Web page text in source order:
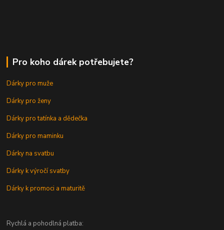
Pro koho dárek potřebujete?
Dárky pro muže
Dárky pro ženy
Dárky pro tatínka a dědečka
Dárky pro maminku
Dárky na svatbu
Dárky k výročí svatby
Dárky k promoci a maturitě
Rychlá a pohodlná platba: